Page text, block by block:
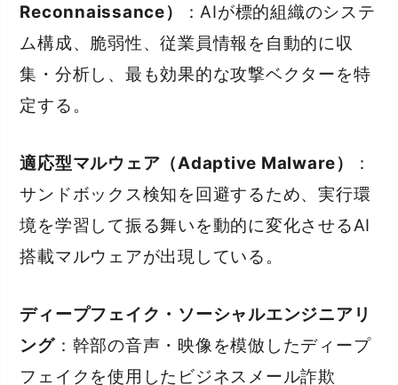
Reconnaissance）
：AIが標的組織のシステ
ム構成、脆弱性、従業員情報を自動的に収
集・分析し、最も効果的な攻撃ベクターを特
定する。
適応型マルウェア（Adaptive Malware）
：
サンドボックス検知を回避するため、実行環
境を学習して振る舞いを動的に変化させるAI
搭載マルウェアが出現している。
ディープフェイク・ソーシャルエンジニアリ
ング：幹部の音声・映像を模倣したディープ
フェイクを使用したビジネスメール詐欺